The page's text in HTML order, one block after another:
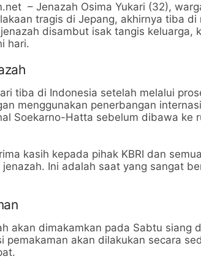
– Jenazah Osima Yukari (32),
tragis di Jepang, akhirnya tiba
disambut isak tangis keluarga,
hari.
tiba di Indonesia setelah melalui
menggunakan penerbangan
Soekarno-Hatta sebelum dibawa ke
kasih kepada pihak KBRI dan
Ini adalah saat yang sangat
akan dimakamkan pada Sabtu siang
pemakaman akan dilakukan secara